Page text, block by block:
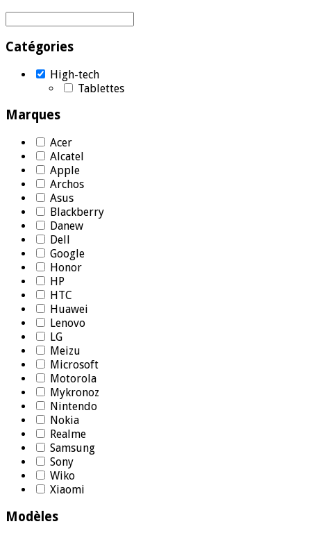
Catégories
High-tech
Tablettes
Marques
Acer
Alcatel
Apple
Archos
Asus
Blackberry
Danew
Dell
Google
Honor
HP
HTC
Huawei
Lenovo
LG
Meizu
Microsoft
Motorola
Mykronoz
Nintendo
Nokia
Realme
Samsung
Sony
Wiko
Xiaomi
Modèles